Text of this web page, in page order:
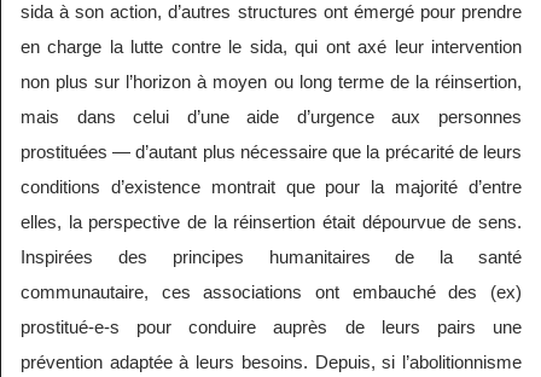
sida à son action, d’autres structures ont émergé pour prendre
en charge la lutte contre le sida, qui ont axé leur intervention
non plus sur l’horizon à moyen ou long terme de la réinsertion,
mais dans celui d’une aide d’urgence aux personnes
prostituées — d’autant plus nécessaire que la précarité de leurs
conditions d’existence montrait que pour la majorité d’entre
elles, la perspective de la réinsertion était dépourvue de sens.
Inspirées des principes humanitaires de la santé
communautaire, ces associations ont embauché des (ex)
prostitué-e-s pour conduire auprès de leurs pairs une
prévention adaptée à leurs besoins. Depuis, si l’abolitionnisme